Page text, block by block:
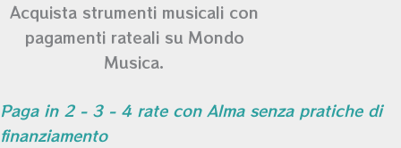
Acquista strumenti musicali con
pagamenti rateali su Mondo
Musica.
Paga in 2 - 3 - 4 rate con Alma senza pratiche di
finanziamento